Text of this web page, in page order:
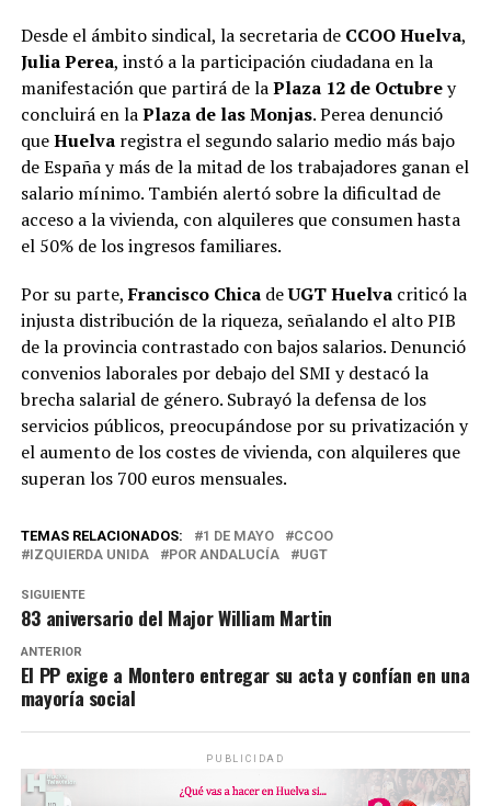
Desde el ámbito sindical, la secretaria de CCOO Huelva,
Julia Perea, instó a la participación ciudadana en la
manifestación que partirá de laPlaza 12 de Octubrey
concluirá en laPlaza de las Monjas. Perea denunció
queHuelvaregistra el segundo salario medio más bajo
de España y más de la mitad de los trabajadores ganan el
salario mínimo. También alertó sobre la dificultad de
acceso a la vivienda, con alquileres que consumen hasta
el 50% de los ingresos familiares.
Por su parte,Francisco ChicadeUGT Huelvacriticó la
injusta distribución de la riqueza, señalando el alto PIB
de la provincia contrastado con bajos salarios. Denunció
convenios laborales por debajo del SMI y destacó la
brecha salarial de género. Subrayó la defensa de los
servicios públicos, preocupándose por su privatización y
el aumento de los costes de vivienda, con alquileres que
superan los 700 euros mensuales.
TEMAS RELACIONADOS: 1 DE MAYO
CCOO
IZQUIERDA UNIDA
POR ANDALUCÍA UGT
SIGUIENTE
83 aniversario del Major William Martin
ANTERIOR
El PP exige a Montero entregar su acta y confían en una
mayoría social
PUBLICIDAD